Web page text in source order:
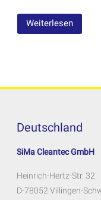
Weiterlesen
Deutschland
SiMa Cleantec GmbH
Heinrich-Hertz-Str. 32
D-78052 Villingen-